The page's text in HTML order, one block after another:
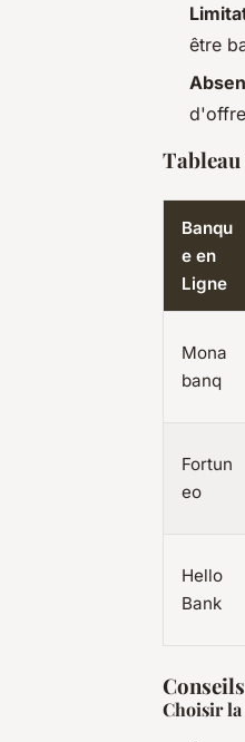
être
Banqu
e en
Ligne
Mona
banq
Fortun
eo
Hello
Bank
Choisir la